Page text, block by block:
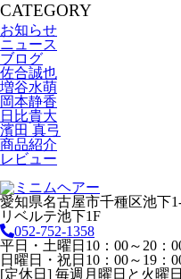
CATEGORY
お知らせ
ニュース
ブログ
佐合誠也
増谷水萌
岡本静香
日比貴大
濱田 真弓
商品紹介
レビュー
愛知県名古屋市千種区池下
リベルテ池下1F
052-752-1358
平日・土曜日10：00～20：
日曜日・祝日10：00～19：
[定休日] 毎週月曜日と火曜日